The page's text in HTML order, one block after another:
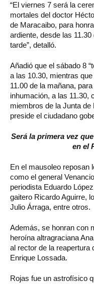
“El viernes 7 será la
mortales del doctor
de Maracaibo, para
ardiente, desde las
tarde”, detalló.
Añadió que el sábado 8
a las 10.30, mientras
11.00 de la mañana,
inhumación, a las 11.30,
miembros de la Junta de
preside el ciudadano
Será la primera vez
en el
En el mausoleo reposan
como el general
periodista Eduardo
gaitero Ricardo Aguirre,
Julio Árraga, entre otros.
Además, se honran con
heroína altragraciana
al rector de la reapertura
Enrique Lossada.
Rojas fue un astrofísico